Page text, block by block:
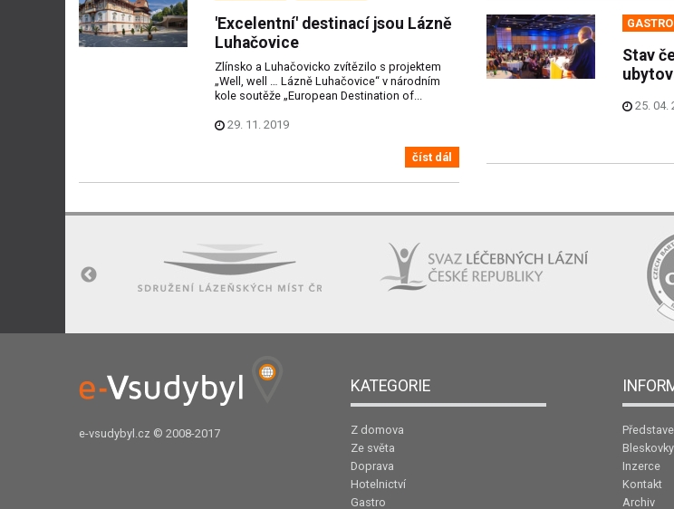
'Excelentní' destinací jsou Lázně
Luhačovice
Zlínsko a Luhačovicko zvítězilo s projektem
„Well, well … Lázně Luhačovice“ v národním
kole soutěže „European Destination of...
29. 11. 2019
číst dál
GASTRO
Stav
25. 04.
e-vsudybyl.cz © 2008-2017
KATEGORIE
Z domova
Ze světa
Doprava
Hotelnictví
Gastro
Bleskovky
Inzerce
Kontakt
Archiv